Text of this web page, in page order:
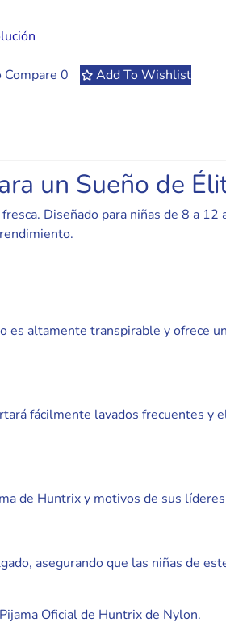
Compare 0 Add To Wishlist
un Sueño de
Diseñado para niñas de 8 a
altamente transpirable y ofrece
fácilmente lavados frecuentes
de Huntrix y motivos de sus
asegurando que las niñas de
Oficial de Huntrix de Nylon.